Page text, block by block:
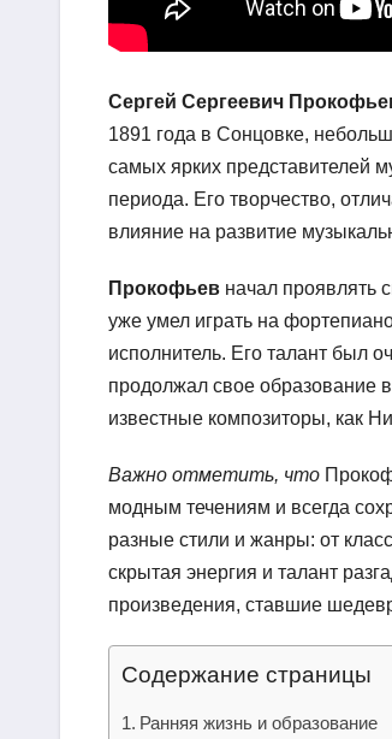
Сергей Сергеевич
1891 года в Сонцовке,
самых ярких представителей
периода. Его творчество,
влияние на развитие
Прокофьев начал проявлять
уже умел играть на
исполнитель. Его талант был
продолжал свое образование
известные композиторы, как
Важно отметить, что
модным течениям и всегда
разные стили и жанры: от
скрытая энергия и талант
произведения, ставшие
Содержание страницы
Ранняя жизнь и образование